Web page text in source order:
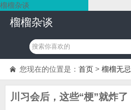
榴榴杂谈
榴榴杂谈
您现在的位置是： 首页 > 榴榴无忌
川习会后，这些“梗”就炸了